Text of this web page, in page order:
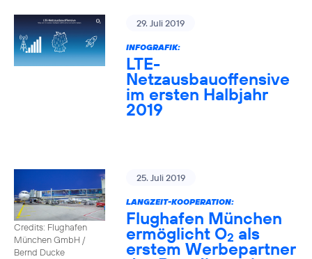
29. Juli 2019
INFOGRAFIK:
LTE-
Netzausbauoffensive
im ersten Halbjahr
2019
Credits: Flughafen
München GmbH /
Bernd Ducke
25. Juli 2019
LANGZEIT-KOOPERATION:
Flughafen München
ermöglicht O2 als
erstem Werbepartner